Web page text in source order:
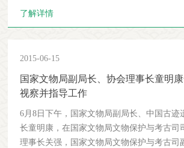
尽如人意的地方。实事求是地说，在各地经
修工作中，还需要进一步端正思想，纠正
城”，一味强调恢复长城“雄伟、壮观”的所谓
借维修之名大搞重建，甚至臆造、假造长城
了文物保护的基本原则。长城保护总体上还
与“重点维修”相结合的方式，强调日常维护
等措施，延缓其自然残损的速度。这类保护
了解详情
2015-06-15
国家文物局副局长、协会理事长童明
视察并指导工作
6月8日下午，国家文物局副局长、中国古迹
长童明康，在国家文物局文物保护与考古司
理事长关强，国家文物局文物保护与考古司